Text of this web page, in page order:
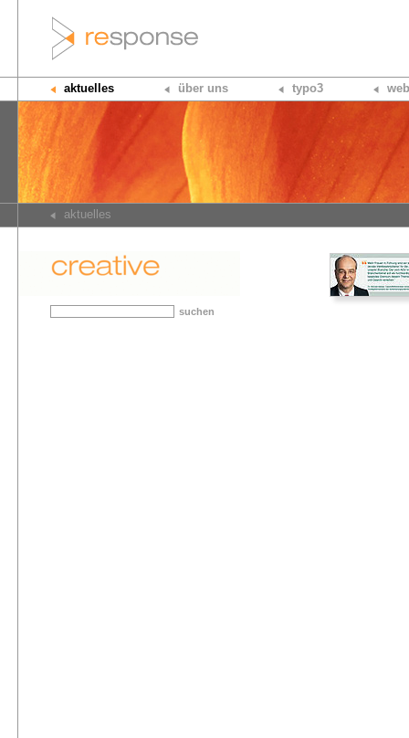
aktuelles über uns typo3
aktuelles
suchen